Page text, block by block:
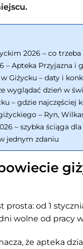
2026 – co
– Apteka Przyjazna i
Giżycku – daty i
wyglądać dzień w
– gdzie najczęściej
– Ryn,
– szybka ściąga
jednym zdaniu
prosta: od 1
wolne od pracy
że apteka